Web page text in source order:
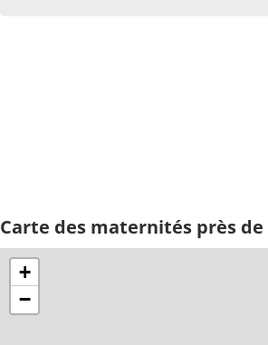
Carte des maternités près
+
−